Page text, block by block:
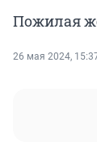
Пожилая
26 мая 2024,